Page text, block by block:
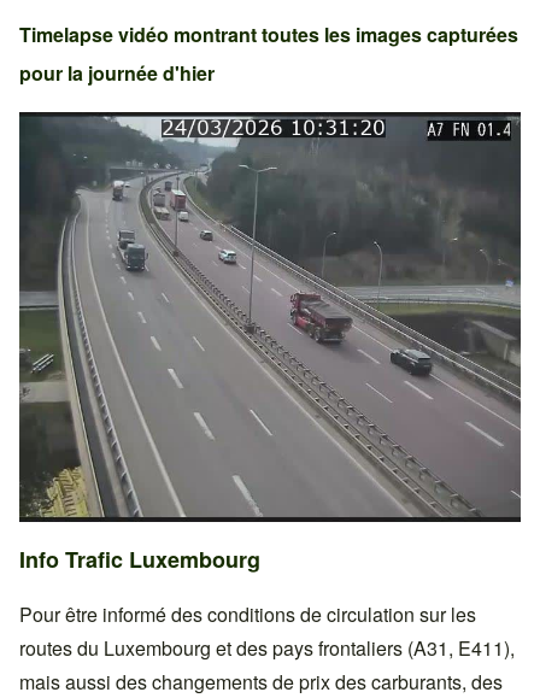
Timelapse vidéo montrant toutes les images capturées
pour la journée d'hier
Info Trafic Luxembourg
Pour être informé des conditions de circulation sur les
routes du Luxembourg et des pays frontaliers (A31, E411),
mais aussi des changements de prix des carburants, des